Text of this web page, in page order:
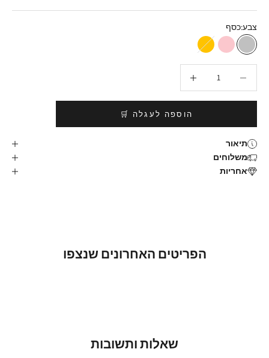
צבע:כסף
כסף רוז גולד
זהב
הוספה לעגלה 🛒
תיאור
משלוחים
אחריות
הפריטים האחרונים שנצפו
שאלות ותשובות